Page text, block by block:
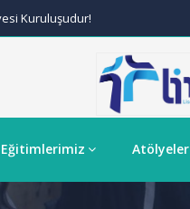
Kuruluşudur!
Eğitimlerimiz Atölyeler